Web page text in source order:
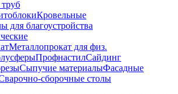
Кровельные
для благоустройства
Металлопрокат для физ.
ПрофнастилСайдинг
Сыпучие материалыФасадные
сборочные столы